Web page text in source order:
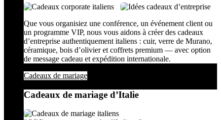
Que vous organisiez une conférence, un événement client ou
un programme VIP, nous vous aidons à créer des cadeaux
d’entreprise authentiquement italiens : cuir, verre de Murano,
céramique, bois d’olivier et coffrets premium — avec option
de message cadeau et expédition internationale.
Cadeaux de mariage
Cadeaux de mariage d’Italie